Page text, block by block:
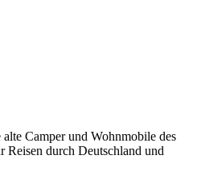
Camper und Wohnmobile des
Reisen durch Deutschland und